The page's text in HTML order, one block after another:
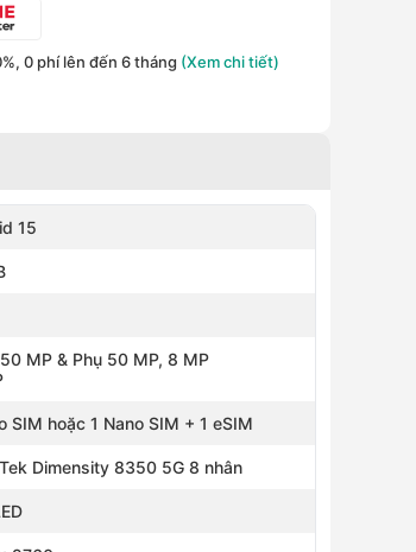
0 phí lên đến 6 tháng (Xem chi tiết)
15
MP & Phụ 50 MP, 8 MP
SIM hoặc 1 Nano SIM + 1 eSIM
Dimensity 8350 5G 8 nhân